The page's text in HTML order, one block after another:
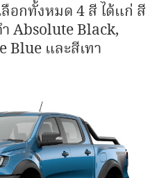
อกทั้งหมด 4 สี ได้แก่ สี
Absolute Black,
Blue และสีเทา